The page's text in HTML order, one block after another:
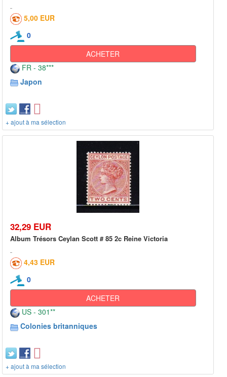
5,00 EUR
0
ACHETER
FR - 38***
Japon
+ ajout à ma sélection
32,29 EUR
Album Trésors Ceylan Scott # 85 2c Reine Victoria
4,43 EUR
0
ACHETER
US - 301**
Colonies britanniques
+ ajout à ma sélection